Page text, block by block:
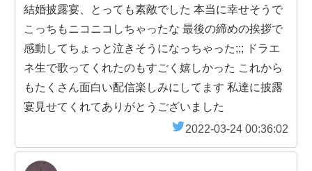
結婚披露宴、とっても素敵でした 本当に幸せそうで
こっちもニコニコしちゃったな 最後の締めの挨拶で
感動してちょっと泣きそうになっちゃった;;; ドラエ
ネ生で歌ってくれたのもすごく嬉しかった これから
もたくさん面白い配信楽しみにしてます 私達に披露
宴見せてくれてありがとうございました
2022-03-24 00:36:02